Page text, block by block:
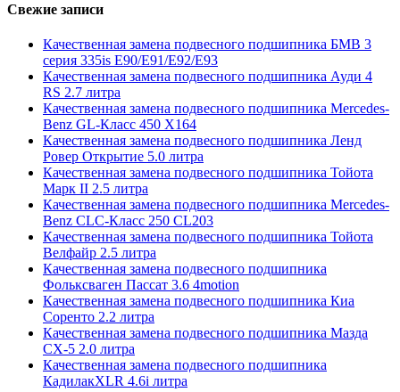
Свежие записи
Качественная замена подвесного подшипника БМВ 3
серия 335is E90/E91/E92/E93
Качественная замена подвесного подшипника Ауди 4
RS 2.7 литра
Качественная замена подвесного подшипника Mercedes-
Benz GL-Класс 450 X164
Качественная замена подвесного подшипника Ленд
Ровер Открытие 5.0 литра
Качественная замена подвесного подшипника Тойота
Марк II 2.5 литра
Качественная замена подвесного подшипника Mercedes-
Benz CLC-Класс 250 CL203
Качественная замена подвесного подшипника Тойота
Велфайр 2.5 литра
Качественная замена подвесного подшипника
Фольксваген Пассат 3.6 4motion
Качественная замена подвесного подшипника Киа
Соренто 2.2 литра
Качественная замена подвесного подшипника Мазда
СХ-5 2.0 литра
Качественная замена подвесного подшипника
КадилакXLR 4.6i литра